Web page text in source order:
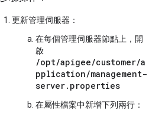
更新管理伺服器：
在每個管理伺服器節點上，開
啟
/opt/apigee/customer/a
pplication/management-
server.properties
在屬性檔案中新增下列兩行：